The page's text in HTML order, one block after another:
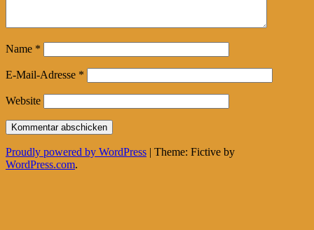
Name *
E-Mail-Adresse *
Website
Proudly powered by WordPress | Theme: Fictive by
WordPress.com.